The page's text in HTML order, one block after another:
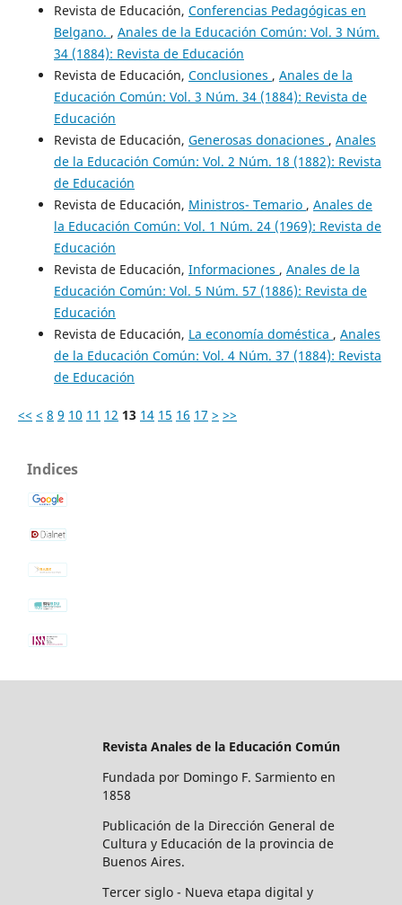
Revista de Educación, Conferencias Pedagógicas en
Belgano. , Anales de la Educación Común: Vol. 3 Núm.
34 (1884): Revista de Educación
Revista de Educación, Conclusiones , Anales de la
Educación Común: Vol. 3 Núm. 34 (1884): Revista de
Educación
Revista de Educación, Generosas donaciones , Anales
de la Educación Común: Vol. 2 Núm. 18 (1882): Revista
de Educación
Revista de Educación, Ministros- Temario , Anales de
la Educación Común: Vol. 1 Núm. 24 (1969): Revista de
Educación
Revista de Educación, Informaciones , Anales de la
Educación Común: Vol. 5 Núm. 57 (1886): Revista de
Educación
Revista de Educación, La economía doméstica , Anales
de la Educación Común: Vol. 4 Núm. 37 (1884): Revista
de Educación
<< < 8 9 10 11 12 13 14 15 16 17 > >>
Indices
Revista Anales de la Educación Común
Fundada por Domingo F. Sarmiento en
1858
Publicación de la Dirección General de
Cultura y Educación de la provincia de
Buenos Aires.
Tercer siglo - Nueva etapa digital y